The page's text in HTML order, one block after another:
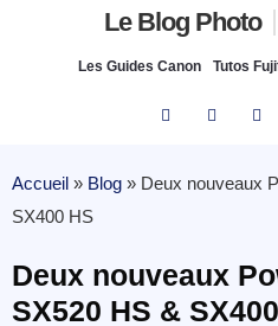
Le Blog Photo
Les Guides Canon Tutos
Accueil » Blog » Deux nouveaux
SX400 HS
Deux nouveaux
SX520 HS &